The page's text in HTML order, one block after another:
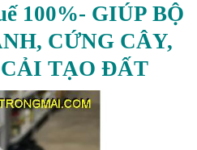
100%- GIÚP BỘ
CỨNG CÂY,
TẠO ĐẤT